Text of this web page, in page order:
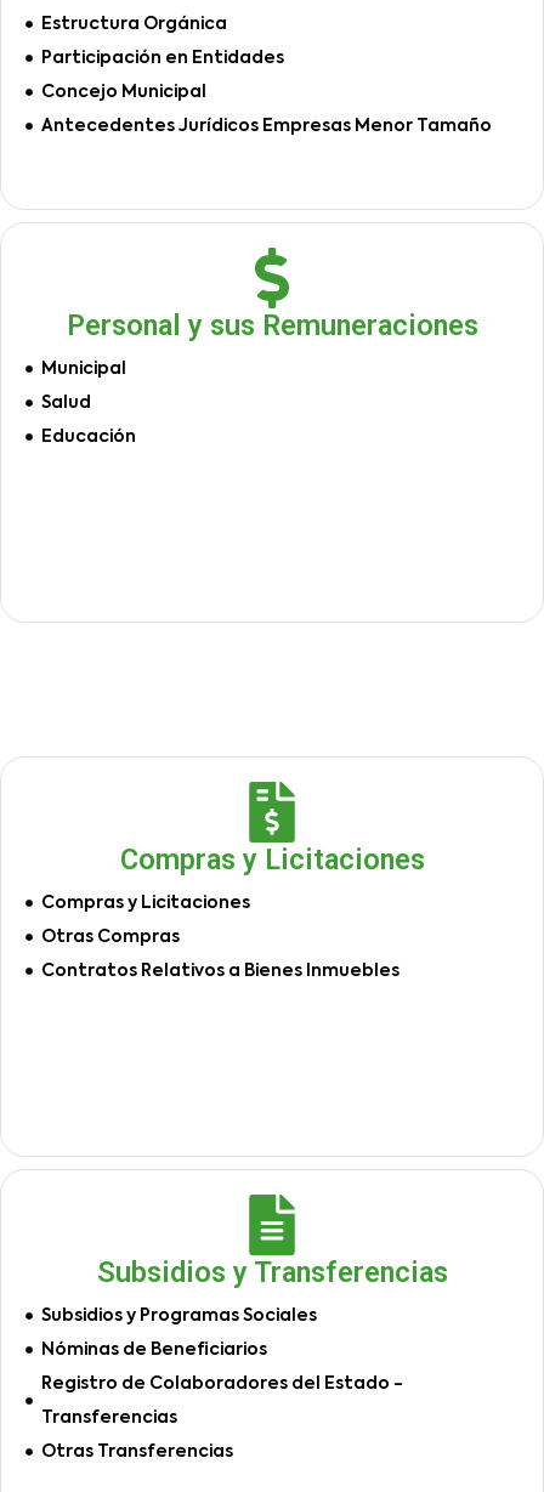
Estructura Orgánica
Participación en Entidades
Concejo Municipal
Antecedentes Jurídicos Empresas Menor Tamaño
Personal y sus Remuneraciones
Municipal
Salud
Educación
Compras y Licitaciones
Compras y Licitaciones
Otras Compras
Contratos Relativos a Bienes Inmuebles
Subsidios y Transferencias
Subsidios y Programas Sociales
Nóminas de Beneficiarios
Registro de Colaboradores del Estado -
Transferencias
Otras Transferencias